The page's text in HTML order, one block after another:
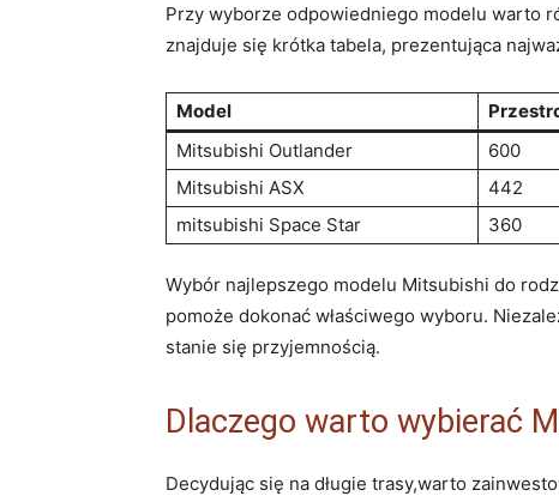
Przy wyborze odpowiedniego modelu warto
znajduje się krótka tabela, prezentująca
Model
Mitsubishi Outlander
600
Mitsubishi ASX
442
mitsubishi Space Star
360
Wybór najlepszego modelu Mitsubishi do
pomoże dokonać właściwego wyboru.
stanie się przyjemnością.
Dlaczego warto wybierać
Decydując się na długie trasy,warto